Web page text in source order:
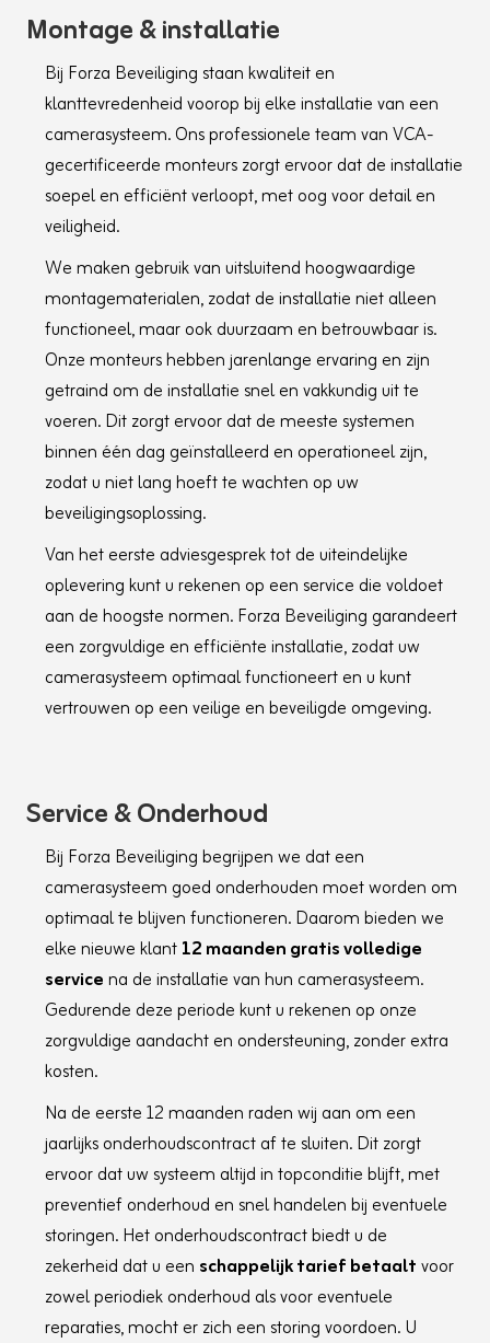
with IR
Shutter Speed1 s to 1/30,000 s
Slow Shutteryes
Day & NightIR cut filter
Zoom25x optical, 16x digital
Lens
FocusAuto, semi-auto, manual
ApertureMax. F1.6
Zoom SpeedApprox. 3.6 s
Focal Length4.8 mm to 120 mm
FOVHorizontal field of view: 55° to 2.4° (wide-
tele),
Vertical field of view: 33° to 1.4° (wide-tele),
Diagonal field of view: 61.5° to 2.8° (wide-tele)
Illuminator
Supplement Light TypeIR
Supplement Light RangeIR Distance: up to 100
m
PTZ
Proportional PanYes
Park ActionPreset, pattern scan, patrol scan,
auto scan, tilt scan, random scan, frame scan,
panorama scan
Scheduled TaskPreset, pattern scan, patrol
scan, auto scan, tilt scan, random scan, frame
scan, panorama scan, dome reboot, dome
adjust, auxiliary output
Movement Range (Pan)360°
Movement Range (Tilt)-15° to 90° (auto flip)
Pan Speedpan speed: configurable from 0.1° to
80°/s; preset speed: 80°/s
Tilt Speedtilt speed: configurable from 0.1° to
patrol
Power-Off Memoryyes
3D Positioningyes
PTZ Status Displayyes
Preset Freezingyes
Video
Video CompressionMain stream:
H.265+/H.265/H.264+/H.264
Sub-stream: H.265/H.264/MJPEG
Third stream: H.265/H.264/MJPEG
Region Of Interest (ROI)8 fixed regions for
Main Stream50 Hz: 25 fps (2560 × 1440, 1920
× 1080, 1280 × 960, 1280 × 720)
60 Hz: 30 fps (2560 × 1440, 1920 × 1080,
1280 × 960, 1280 × 720)
Sub-Stream50 Hz: 25 fps (704 × 576, 640 ×
480, 352 × 288)
60 Hz: 30 fps (704 × 480, 640 × 480, 352 ×
240)
Third Stream50 Hz: 25 fps (1920 × 1080, 1280
× 960, 1280 × 720, 704 × 576, 640 × 480, 352
× 288)
Montage & installatie
Bij Forza Beveiliging staan kwaliteit en
klanttevredenheid voorop bij elke installatie van een
camerasysteem. Ons professionele team van VCA-
gecertificeerde monteurs zorgt ervoor dat de installatie
soepel en efficiënt verloopt, met oog voor detail en
veiligheid.
We maken gebruik van uitsluitend hoogwaardige
montagematerialen, zodat de installatie niet alleen
functioneel, maar ook duurzaam en betrouwbaar is.
Onze monteurs hebben jarenlange ervaring en zijn
getraind om de installatie snel en vakkundig uit te
voeren. Dit zorgt ervoor dat de meeste systemen
binnen één dag geïnstalleerd en operationeel zijn,
zodat u niet lang hoeft te wachten op uw
beveiligingsoplossing.
Van het eerste adviesgesprek tot de uiteindelijke
oplevering kunt u rekenen op een service die voldoet
aan de hoogste normen. Forza Beveiliging garandeert
een zorgvuldige en efficiënte installatie, zodat uw
camerasysteem optimaal functioneert en u kunt
vertrouwen op een veilige en beveiligde omgeving.
Service & Onderhoud
Bij Forza Beveiliging begrijpen we dat een
camerasysteem goed onderhouden moet worden om
optimaal te blijven functioneren. Daarom bieden we
elke nieuwe klant12 maanden gratis volledige
servicena de installatie van hun camerasysteem.
Gedurende deze periode kunt u rekenen op onze
zorgvuldige aandacht en ondersteuning, zonder extra
kosten.
Na de eerste 12 maanden raden wij aan om een
jaarlijks onderhoudscontract af te sluiten. Dit zorgt
ervoor dat uw systeem altijd in topconditie blijft, met
preventief onderhoud en snel handelen bij eventuele
storingen. Het onderhoudscontract biedt u de
zekerheid dat u een schappelijk tarief betaaltvoor
zowel periodiek onderhoud als voor eventuele
reparaties, mocht er zich een storing voordoen. U